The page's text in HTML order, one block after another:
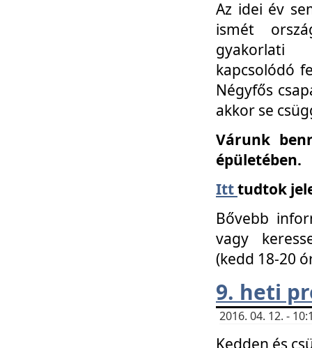
Az idei év
ismét
gyakorlati
kapcsolódó
Négyfős
akkor se
Várunk
épületében.
Itttudtok
Bővebb
vagy
(kedd 18-20
9. heti
2016. 04. 12. -
Kedden és